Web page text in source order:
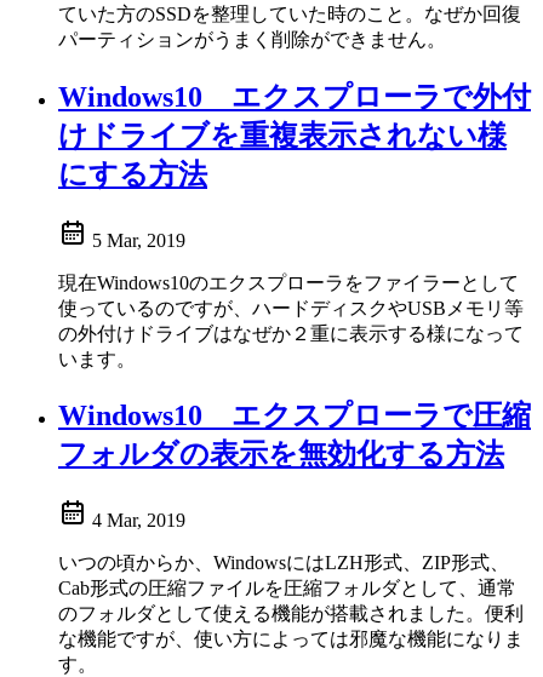
ていた方のSSDを整理していた時のこと。なぜか回復
パーティションがうまく削除ができません。
Windows10 エクスプローラで外付
けドライブを重複表示されない様
にする方法
5 Mar, 2019
現在Windows10のエクスプローラをファイラーとして
使っているのですが、ハードディスクやUSBメモリ等
の外付けドライブはなぜか２重に表示する様になって
います。
Windows10 エクスプローラで圧縮
フォルダの表示を無効化する方法
4 Mar, 2019
いつの頃からか、WindowsにはLZH形式、ZIP形式、
Cab形式の圧縮ファイルを圧縮フォルダとして、通常
のフォルダとして使える機能が搭載されました。便利
な機能ですが、使い方によっては邪魔な機能になりま
す。